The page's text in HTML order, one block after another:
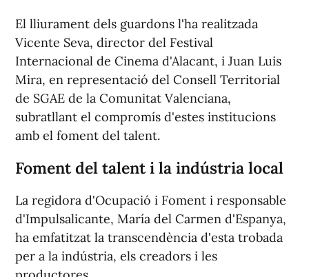
El lliurament dels guardons l'ha realitzada
Vicente Seva, director del Festival
Internacional de Cinema d'Alacant, i Juan Luis
Mira, en representació del Consell Territorial
de SGAE de la Comunitat Valenciana,
subratllant el compromís d'estes institucions
amb el foment del talent.
Foment del talent i la indústria local
La regidora d'Ocupació i Foment i responsable
d'Impulsalicante, María del Carmen d'Espanya,
ha emfatitzat la transcendència d'esta trobada
per a la indústria, els creadors i les